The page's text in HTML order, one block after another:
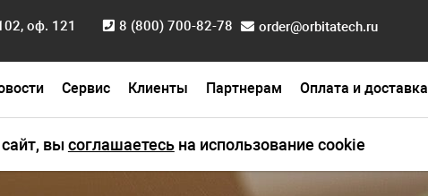
оф. 121 8 (800) 700-82-78 order@orbitatech.ru
Сервис Клиенты Партнерам Оплата и доставка
вы соглашаетесьна использование cookie